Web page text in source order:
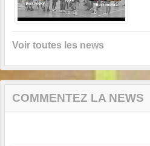
Voir toutes les news
COMMENTEZ LA NEWS